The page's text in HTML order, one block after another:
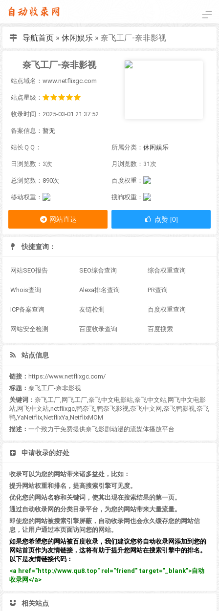
导航首页» 休闲娱乐» 奈飞工厂-奈非影视
奈飞工厂-奈非影视
站点域名：www.netflixgc.com
站点星级：
收录时间：2025-03-01 21:37:52
备案信息： 暂无
站长ＱＱ： 所属分类： 休闲娱乐
日浏览数：3次 月浏览数：31次
总浏览数：890次 百度权重：
移动权重： 搜狗权重：
网站直达 点赞 [0]
快捷查询：
网站SEO报告 SEO综合查询 综合权重查询
Whois查询 Alexa排名查询 PR查询
ICP备案查询 友链检测 百度权重查询
网站安全检测 百度收录查询 百度搜索
站点信息
链接： https://www.netflixgc.com/
标题： 奈飞工厂-奈非影视
关键词： 奈飞工厂,网飞工厂,奈飞中文电影站,奈飞中文站,网飞中文电影
站,网飞中文站,netflixgc,鸭奈飞,鸭奈飞影视,奈飞中文网,奈飞鸭影视,奈飞
鸭,YaNetflix,NetflixYa,NetflixMOM
描述： 一个致力于免费提供奈飞影剧动漫的流媒体播放平台
申请收录的好处
收录可以为您的网站带来诸多益处，比如：
提升网站权重和排名，提高搜索引擎可见度。
优化您的网站名称和关键词，使其出现在搜索结果的第一页。
通过自动收录网的分类目录平台，为您的网站带来大量流量。
即使您的网站被搜索引擎屏蔽，自动收录网也会永久缓存您的网站信
息，让用户通过本页面访问您的网站。
如果您希望您的网站被百度收录，我们建议您将自动收录网添加到您的
网站首页作为友情链接，这将有助于提升您网站在搜索引擎中的排名。
以下是友情链接代码：
<a href="http://www.qu8.top" rel="friend" target="_blank">自动
收录网</a>
相关站点